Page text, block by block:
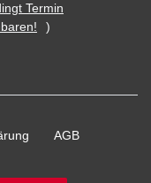
Termin
)
AGB